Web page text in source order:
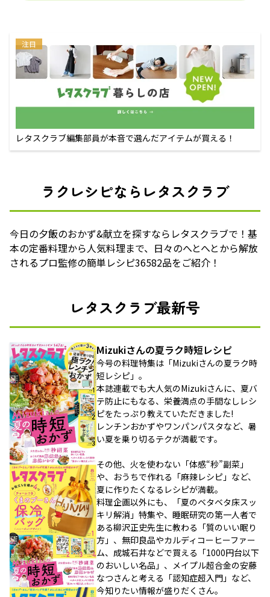
注目
レタスクラブ編集部員が本音で選んだアイテムが買える！
ラクレシピならレタスクラブ
今日の夕飯のおかず&献立を探すならレタスクラブで！基
本の定番料理から人気料理まで、日々のへとへとから解放
されるプロ監修の簡単レシピ36582品をご紹介！
レタスクラブ最新号
Mizukiさんの夏ラク時短レシピ
今号の料理特集は「Mizukiさんの夏ラク時
短レシピ」。
本誌連載でも大人気のMizukiさんに、夏バ
テ防止にもなる、栄養満点の手間なしレシ
ピをたっぷり教えていただきました!
レンチンおかずやワンパンパスタなど、暑
い夏を乗り切るテクが満載です。
その他、火を使わない「体感“秒”副菜」
や、おうちで作れる「麻辣レシピ」など、
夏に作りたくなるレシピが満載。
料理企画以外にも、「夏のベタベタ床スッ
キリ解消」特集や、睡眠研究の第一人者で
ある柳沢正史先生に教わる「質のいい眠り
方」、無印良品やカルディコーヒーファー
ム、成城石井などで買える「1000円台以下
のおいしい名品」、メイプル超合金の安藤
なつさんと考える「認知症超入門」など、
今知りたい情報が盛りだくさん。